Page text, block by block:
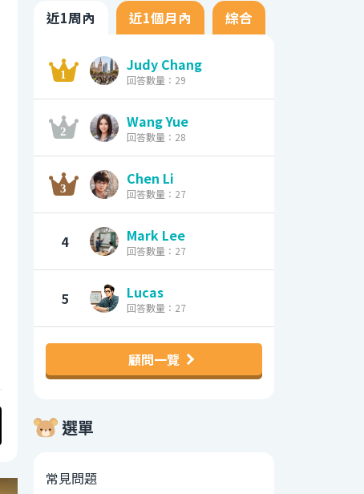
近1周內 近1個月內 綜合
Judy Chang
回答數量：29
Wang Yue
回答數量：28
Chen Li
回答數量：27
4 Mark Lee
回答數量：27
5 Lucas
回答數量：27
顧問一覽
選單
常見問題